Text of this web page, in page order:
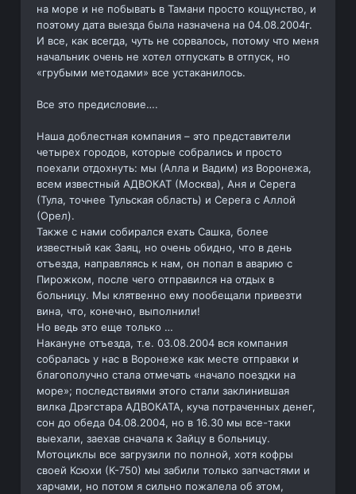
на море и не побывать в Тамани просто кощунство, и
поэтому дата выезда была назначена на 04.08.2004г.
И все, как всегда, чуть не сорвалось, потому что меня
начальник очень не хотел отпускать в отпуск, но
«грубыми методами» все устаканилось.
Все это предисловие….
Наша доблестная компания – это представители
четырех городов, которые собрались и просто
поехали отдохнуть: мы (Алла и Вадим) из Воронежа,
всем известный АДВОКАТ (Москва), Аня и Серега
(Тула, точнее Тульская область) и Серега с Аллой
(Орел).
Также с нами собирался ехать Сашка, более
известный как Заяц, но очень обидно, что в день
отъезда, направляясь к нам, он попал в аварию с
Пирожком, после чего отправился на отдых в
больницу. Мы клятвенно ему пообещали привезти
вина, что, конечно, выполнили!
Но ведь это еще только …
Накануне отъезда, т.е. 03.08.2004 вся компания
собралась у нас в Воронеже как месте отправки и
благополучно стала отмечать «начало поездки на
море»; последствиями этого стали заклинившая
вилка Дрэгстара АДВОКАТА, куча потраченных денег,
сон до обеда 04.08.2004, но в 16.30 мы все-таки
выехали, заехав сначала к Зайцу в больницу.
Мотоциклы все загрузили по полной, хотя кофры
своей Ксюхи (К-750) мы забили только запчастями и
харчами, но потом я сильно пожалела об этом,